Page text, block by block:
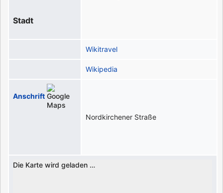
Stadt
Wikitravel
Wikipedia
Anschrift
Nordkirchener Straße
Die Karte wird geladen …